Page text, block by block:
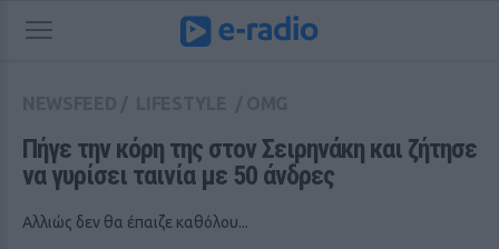
Πήγε την κόρη της στον Σειρηνάκη και ζήτησε
να γυρίσει ταινία με 50 άνδρες
Αλλιώς δεν θα έπαιζε καθόλου...